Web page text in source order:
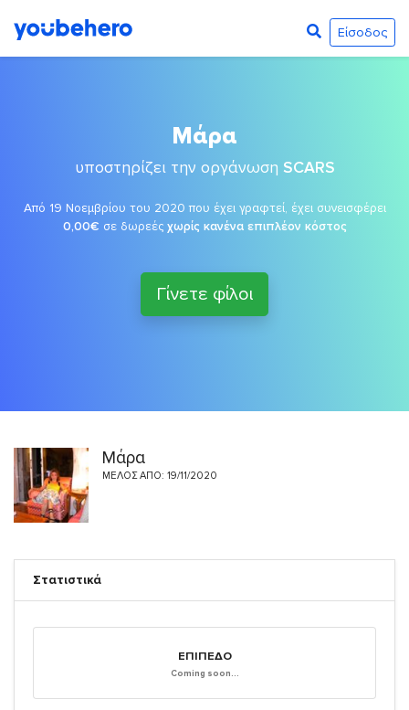
Είσοδος
Μάρα
υποστηρίζει την οργάνωση SCARS
Από 19 Νοεμβρίου του 2020 που έχει γραφτεί, έχει συνεισφέρει
0,00€ σε δωρεές χωρίς κανένα επιπλέον κόστος
Γίνετε φίλοι
Μάρα
ΜΈΛΟΣ ΑΠΌ: 19/11/2020
Στατιστικά
ΕΠΊΠΕΔΟ
Coming soon...